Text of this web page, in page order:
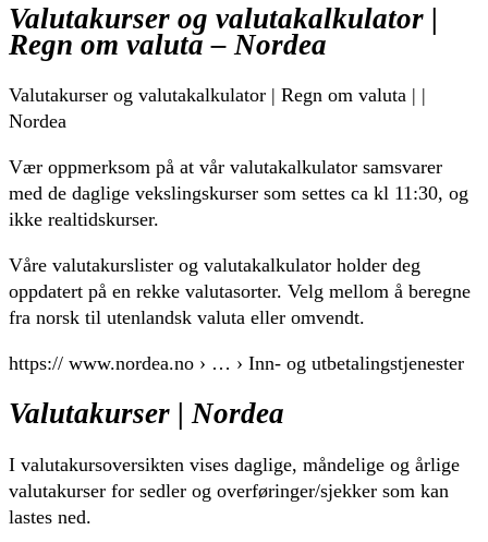
Valutakurser og valutakalkulator |
Regn om valuta – Nordea
Valutakurser og valutakalkulator | Regn om valuta | |
Nordea
Vær oppmerksom på at vår valutakalkulator samsvarer
med de daglige vekslingskurser som settes ca kl 11:30, og
ikke realtidskurser.
Våre valutakurslister og valutakalkulator holder deg
oppdatert på en rekke valutasorter. Velg mellom å beregne
fra norsk til utenlandsk valuta eller omvendt.
https:// www.nordea.no › … › Inn- og utbetalingstjenester
Valutakurser | Nordea
I valutakursoversikten vises daglige, måndelige og årlige
valutakurser for sedler og overføringer/sjekker som kan
lastes ned.